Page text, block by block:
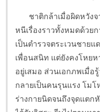
ชาติกล้าเมื่อผิดหวังจา
หนีเรื่องราวทั้งหมดด้วย
เป็นตำรวจตระเวนชาย
เพื่อนสนิท แต่ยังคงโหย
อยู่เสมอ ส่วนเอกภพเมื่อ
กลายเป็นคนรุนแรง โม
ร่างกายนิดจนถึงจุดแตก